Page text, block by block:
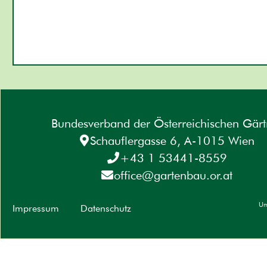
Bundesverband der Österreichischen
Schauflergasse 6, A-1015 Wien
+43 1 53441-8559
office@gartenbau.or.at
Impressum Datenschutz